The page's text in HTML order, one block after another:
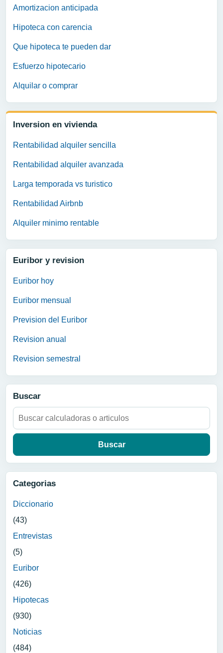
Amortizacion anticipada
Hipoteca con carencia
Que hipoteca te pueden dar
Esfuerzo hipotecario
Alquilar o comprar
Inversion en vivienda
Rentabilidad alquiler sencilla
Rentabilidad alquiler avanzada
Larga temporada vs turistico
Rentabilidad Airbnb
Alquiler minimo rentable
Euribor y revision
Euribor hoy
Euribor mensual
Prevision del Euribor
Revision anual
Revision semestral
Buscar
Buscar:
Categorias
Diccionario
(43)
Entrevistas
(5)
Euribor
(426)
Hipotecas
(930)
Noticias
(484)